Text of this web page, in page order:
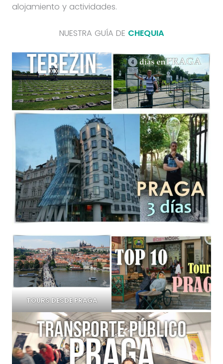
alojamiento y actividades.
NUESTRA GUÍA DE CHEQUIA
TOURS DESDE PRAGA